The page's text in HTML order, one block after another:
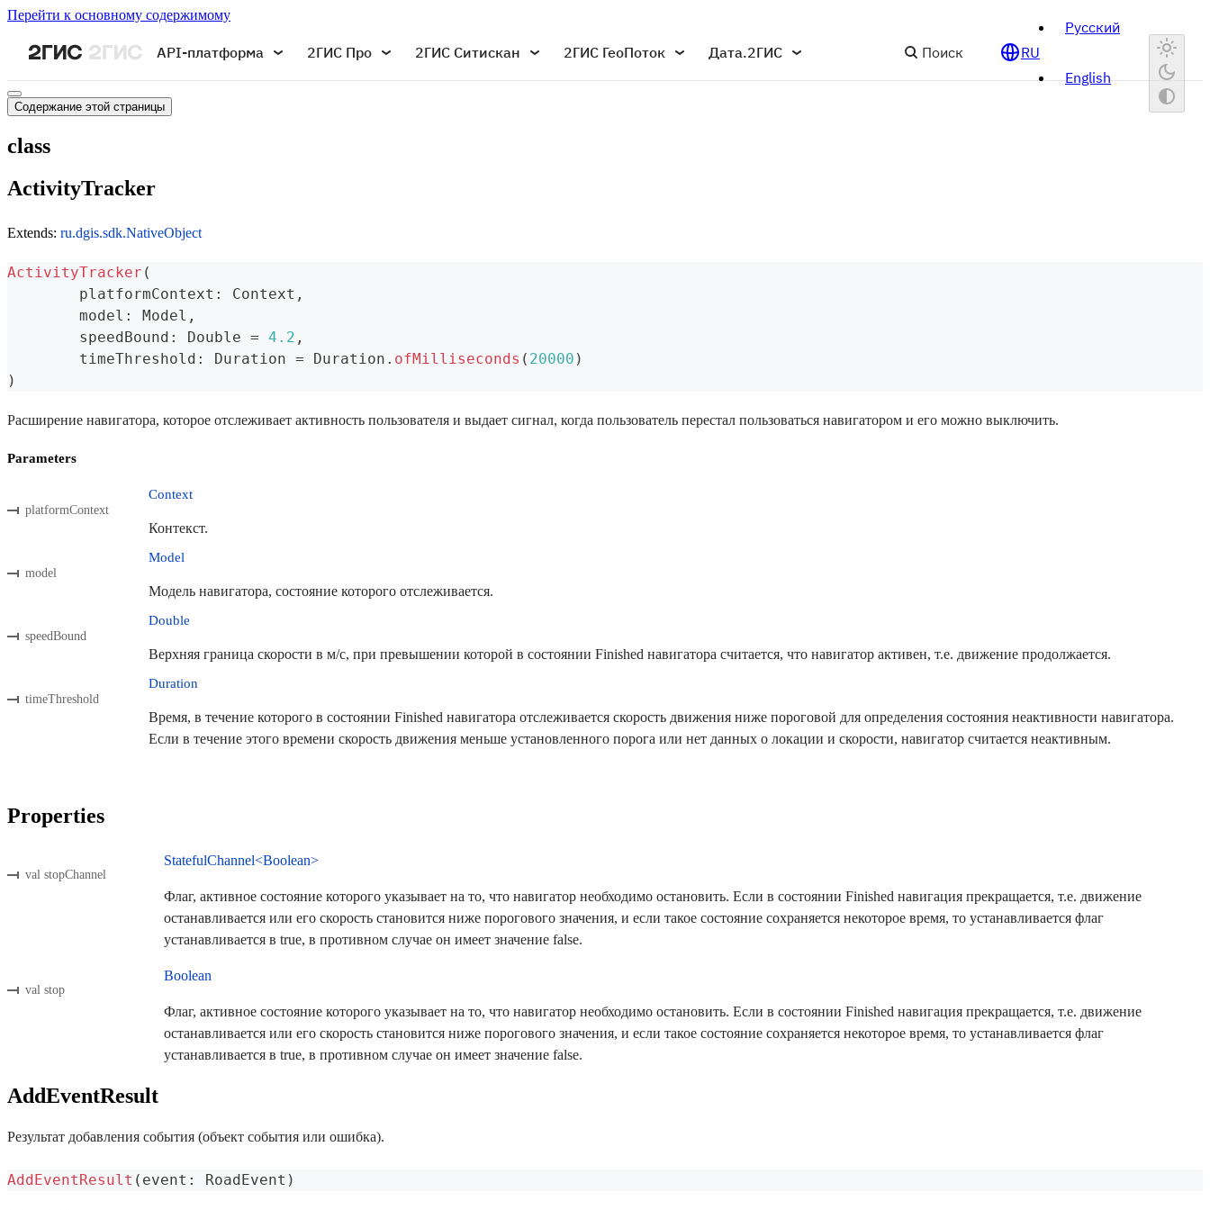
Перейти к основному содержимому
API-платформа 2ГИС Про 2ГИС Ситискан 2ГИС ГеоПоток Дата.2ГИС Поиск RU
Русский
English
Содержание этой страницы
class
ActivityTracker
Extends: ru.dgis.sdk.NativeObject
ActivityTracker (
	platformContext
: Context ,
	model
: Model ,
	speedBound
: Double = 4.2 ,
	timeThreshold
: Duration = Duration . ofMilliseconds ( 20000 )
)
Расширение навигатора, которое отслеживает активность пользователя и выдает сигнал, когда пользователь перестал пользоваться навигатором и его можно выключить.
Parameters
platformContext
Context
Контекст.
model
Model
Модель навигатора, состояние которого отслеживается.
speedBound
Double
Верхняя граница скорости в м/с, при превышении которой в состоянии Finished навигатора считается, что навигатор активен, т.е. движение продолжается.
timeThreshold
Duration
Время, в течение которого в состоянии Finished навигатора отслеживается скорость движения ниже пороговой для определения состояния неактивности навигатора.
Если в течение этого времени скорость движения меньше установленного порога или нет данных о локации и скорости, навигатор считается неактивным.
Properties
val stopChannel
StatefulChannel<Boolean>
Флаг, активное состояние которого указывает на то, что навигатор необходимо остановить. Если в состоянии Finished навигация прекращается, т.е. движение
останавливается или его скорость становится ниже порогового значения, и если такое состояние сохраняется некоторое время, то устанавливается флаг
устанавливается в true, в противном случае он имеет значение false.
val stop
Boolean
Флаг, активное состояние которого указывает на то, что навигатор необходимо остановить. Если в состоянии Finished навигация прекращается, т.е. движение
останавливается или его скорость становится ниже порогового значения, и если такое состояние сохраняется некоторое время, то устанавливается флаг
устанавливается в true, в противном случае он имеет значение false.
AddEventResult
Результат добавления события (объект события или ошибка).
AddEventResult ( event : RoadEvent )